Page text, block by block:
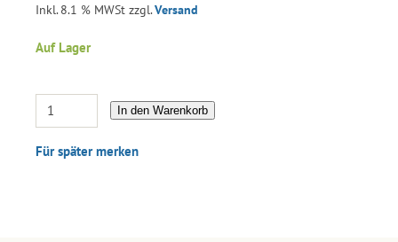
Inkl. 8.1 % MWSt zzgl.Versand
Auf Lager
In den Warenkorb
Für später merken